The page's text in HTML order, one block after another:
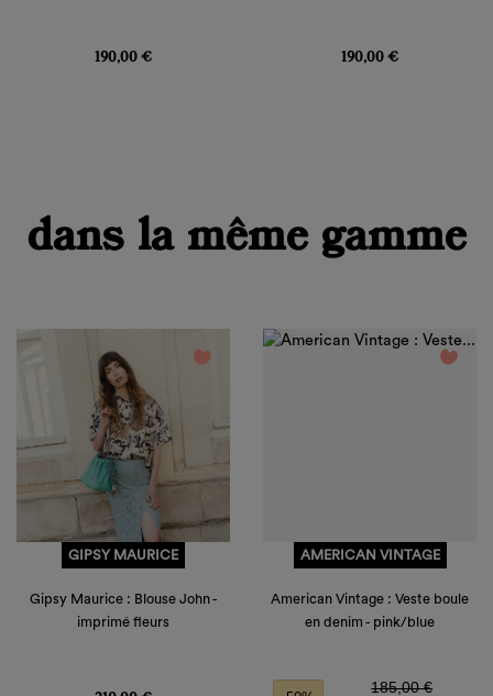
190,00 € 190,00 €
dans la même gamme
favorite_border
GIPSY MAURICE
Gipsy Maurice : Blouse John -
imprimé fleurs
favorite_border
AMERICAN VINTAGE
American Vintage : Veste boule
en denim - pink/blue
Prix de base
185,00 €Prix